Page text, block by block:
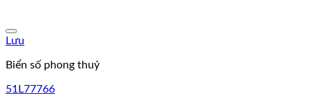
Lưu
Biển số phong thuỷ
51L77766